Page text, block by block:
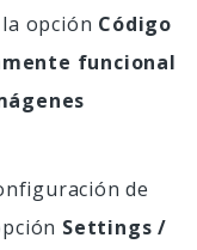
opción Código
funcional
de
Settings /